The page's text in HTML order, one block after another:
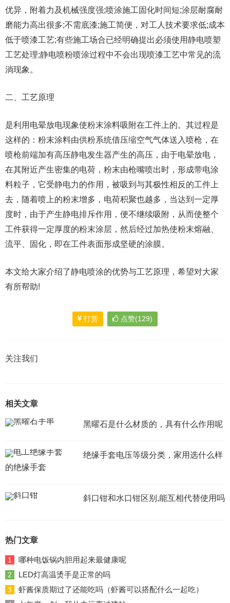
优异，附着力及机械强度强;喷涂施工固化时间短;涂层耐腐耐
磨能力高出很多;不需底漆;施工简便，对工人技术要求低;成本
低于喷漆工艺;有些施工场合已经明确提出必须使用静电喷塑
工艺处理;静电喷粉喷涂过程中不会出现喷漆工艺中常见的流
淌现象。
二、工艺原理
是利用电晕放电现象使粉末涂料吸附在工件上的。其过程是
这样的：粉末涂料由供粉系统借压缩空气气体送入喷枪，在
喷枪前端加有高压静电发生器产生的高压，由于电晕放电，
在其附近产生密集的电荷，粉末由枪嘴喷出时，形成带电涂
料粒子，它受静电力的作用，被吸到与其极性相反的工件上
去，随着喷上的粉末增多，电荷积聚也越多，当达到一定厚
度时，由于产生静电排斥作用，便不继续吸附，从而使整个
工件获得一定厚度的粉末涂层，然后经过加热使粉末熔融、
流平、固化，即在工件表面形成坚硬的涂膜。
本文给大家介绍了静电喷涂的优势与工艺原理，希望对大家
有所帮助!
打赏 点赞(129)
关注我们
相关文章
黑曜石是什么材质的，具有什么作用呢
绝缘手套电压等级分类，家用选什么样
的绝缘手套
斜口钳和水口钳区别,能互相代替使用吗
热门文章
1 哪种电饭锅内胆用起来最健康呢
2 LED灯高温烫手是正常的吗
3 虾酱保质期过了还能吃吗（虾酱可以搭配什么一起吃）